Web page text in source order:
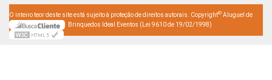
O inteiro teor deste site está sujeito à proteção de direitos autorais. Copyright© Aluguel de
Brinquedos Ideal Eventos (Lei 9610 de 19/02/1998)